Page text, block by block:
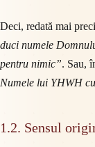
Deci, redată mai
duci numele
pentru nimic”. Sau,
Numele lui YHWH
1.2. Sensul